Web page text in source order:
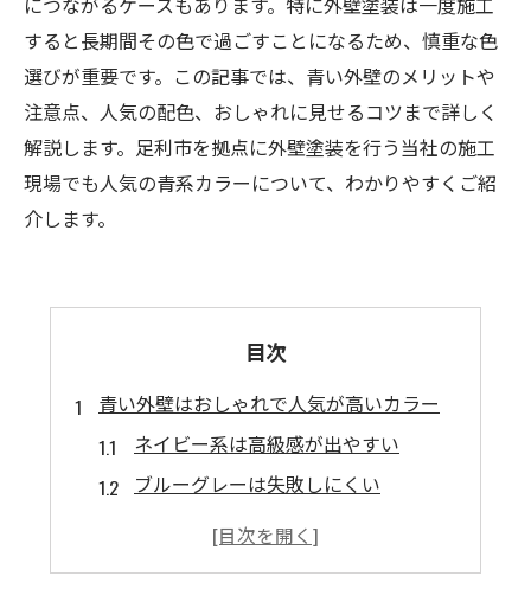
すると長期間その色で過ごすことになるため、慎重な色
選びが重要です。この記事では、青い外壁のメリットや
注意点、人気の配色、おしゃれに見せるコツまで詳しく
解説します。足利市を拠点に外壁塗装を行う当社の施工
現場でも人気の青系カラーについて、わかりやすくご紹
介します。
目次
青い外壁はおしゃれで人気が高いカラー
ネイビー系は高級感が出やすい
ブルーグレーは失敗しにくい
青い外壁が人気な理由